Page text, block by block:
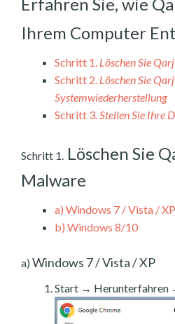
Ihrem Computer
Schritt 1. Löschen Sie
Schritt 2. Löschen Sie
Systemwiederherstellung
Schritt 3.Stellen Sie Ihre
Schritt 1. Löschen Sie
Malware
a) Windows 7 / Vista / XP
b) Windows 8/10
a) Windows 7 / Vista / XP
Start → Herunterfahren